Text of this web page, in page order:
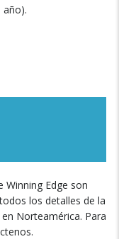
año).
Edge son
los detalles de la
Norteamérica. Para